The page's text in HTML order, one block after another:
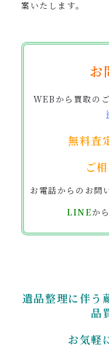
案 いたします。
お
WEBから買取の
無料査
ご
お電話からのお問
LINEか
遺品整理に伴う
品
お気軽